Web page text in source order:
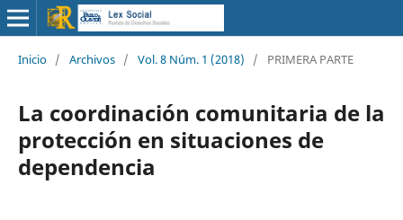
Inicio / Archivos / Vol. 8 Núm. 1 (2018) / PRIMERA PARTE
La coordinación comunitaria de la
protección en situaciones de
dependencia